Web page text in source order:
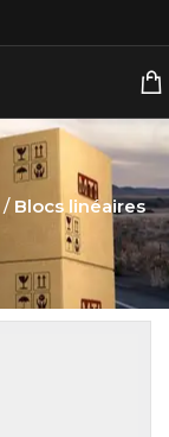
Blocs linéaires